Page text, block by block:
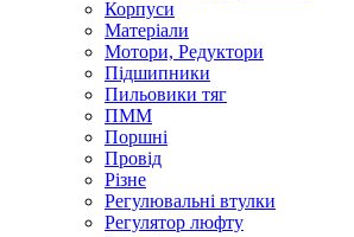
Корпуси
Матеріали
Мотори, Редуктори
Підшипники
Пильовики тяг
ПММ
Поршні
Провід
Різне
Регулювальні втулки
Регулятор люфту